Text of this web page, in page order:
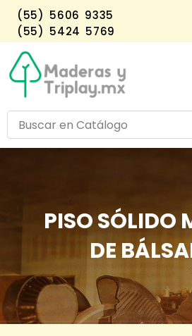
(55) 5606 9335
(55) 5424 5769
PISO SÓLIDO
DE